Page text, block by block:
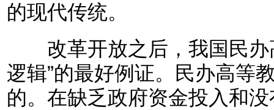
的现代传统。
改革开放之后，我国民办
逻辑”的最好例证。民办高等
的。在缺乏政府资金投入和